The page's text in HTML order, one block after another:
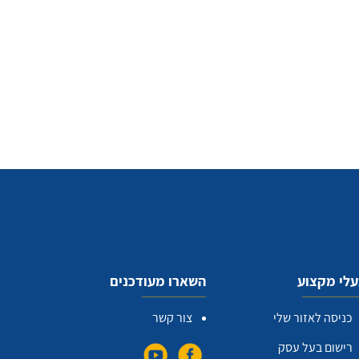
מקצוע
כניסה לאזור שלי
רישום בעל עסק
השארו מעודכנים
צור קשר